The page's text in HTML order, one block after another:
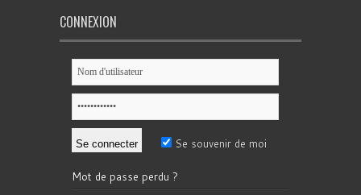
CONNEXION
Se souvenir de moi
Mot de passe perdu ?